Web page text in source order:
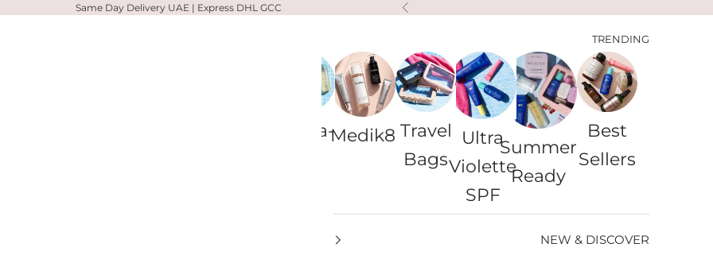
السابق Same Day Delivery UAE | Express DHL GCC
TRENDING
Best
Sellers
Summer
Ready
Ultra
Violette
SPF
Travel
Bags
Medik8
Alpha-
NEW & DISCOVER